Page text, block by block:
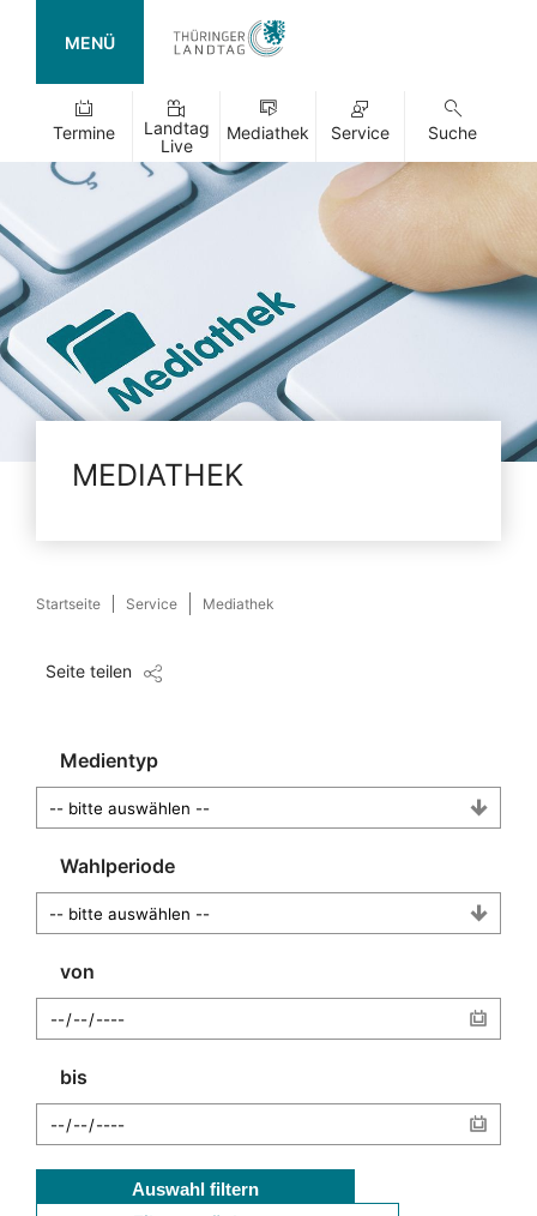
MENÜ
Termine
Landtag
Live
Mediathek Service Suche
MEDIATHEK
Startseite Service Mediathek
Seite teilen
Medientyp
Wahlperiode
von
bis
Auswahl filtern